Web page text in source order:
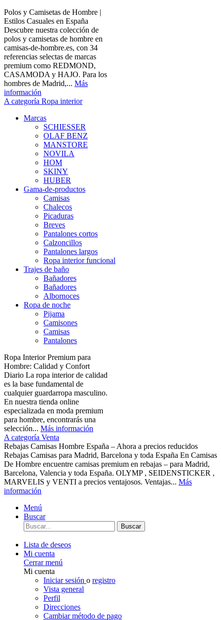
Polos y Camisetas de Hombre |
Estilos Casuales en España
Descubre nuestra colección de
polos y camisetas de hombre en
camisas-de-hombre.es, con 34
referencias selectas de marcas
premium como REDMOND,
CASAMODA y HAJO. Para los
hombres de Madrid,... Más
información
A categoría Ropa interior
Marcas
SCHIESSER
OLAF BENZ
MANSTORE
NOVILA
HOM
SKINY
HUBER
Gama-de-productos
Camisas
Chalecos
Picaduras
Breves
Pantalones cortos
Calzoncillos
Pantalones largos
Ropa interior funcional
Trajes de baño
Bañadores
Bañadores
Albornoces
Ropa de noche
Pijama
Camisones
Camisas
Pantalones
Ropa Interior Premium para
Hombre: Calidad y Confort
Diario La ropa interior de calidad
es la base fundamental de
cualquier guardarropa masculino.
En nuestra tienda online
especializada en moda premium
para hombre, encontrarás una
selección... Más información
A categoría Venta
Rebajas Camisas Hombre España – Ahora a precios reducidos
Rebajas Camisas para Madrid, Barcelona y toda España En Camisas
De Hombre encuentre camisas premium en rebajas – para Madrid,
Barcelona, Valencia y toda España. OLYMP , SEIDENSTICKER ,
MARVELIS y VENTI a precios ventajosos. Ventajas... Más
información
Menú
Buscar
Buscar
Lista de deseos
Mi cuenta
Cerrar menú
Mi cuenta
Iniciar sesión o registro
Vista general
Perfil
Direcciones
Cambiar método de pago